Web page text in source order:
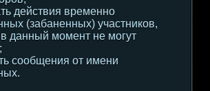
действия временно
(забаненных) участников,
данный момент не могут
сообщения от имени